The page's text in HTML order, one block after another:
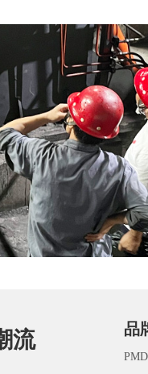
流 品